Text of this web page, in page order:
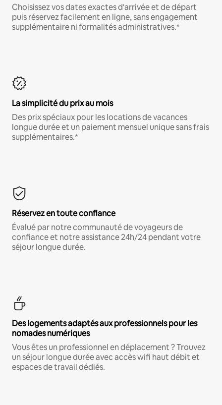
Choisissez vos dates exactes d'arrivée et de départ
puis réservez facilement en ligne, sans engagement
supplémentaire ni formalités administratives.*
La simplicité du prix au mois
Des prix spéciaux pour les locations de vacances
longue durée et un paiement mensuel unique sans frais
supplémentaires.*
Réservez en toute confiance
Évalué par notre communauté de voyageurs de
confiance et notre assistance 24h/24 pendant votre
séjour longue durée.
Des logements adaptés aux professionnels pour les
nomades numériques
Vous êtes un professionnel en déplacement ? Trouvez
un séjour longue durée avec accès wifi haut débit et
espaces de travail dédiés.